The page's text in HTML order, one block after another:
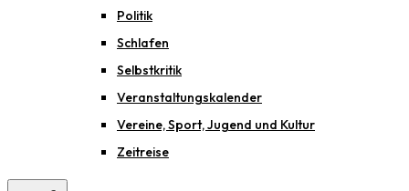
Politik
Schlafen
Selbstkritik
Veranstaltungskalender
Vereine, Sport, Jugend und Kultur
Zeitreise